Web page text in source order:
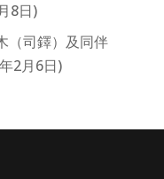
8日)
（司鐸）及同伴
2月6日)